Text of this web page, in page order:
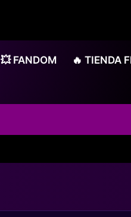
💥 FANDOM 🔥 TIENDA